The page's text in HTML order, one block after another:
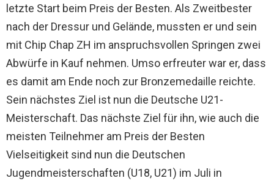
letzte Start beim Preis der Besten. Als Zweitbester
nach der Dressur und Gelände, mussten er und sein
mit Chip Chap ZH im anspruchsvollen Springen zwei
Abwürfe in Kauf nehmen. Umso erfreuter war er, dass
es damit am Ende noch zur Bronzemedaille reichte.
Sein nächstes Ziel ist nun die Deutsche U21-
Meisterschaft. Das nächste Ziel für ihn, wie auch die
meisten Teilnehmer am Preis der Besten
Vielseitigkeit sind nun die Deutschen
Jugendmeisterschaften (U18, U21) im Juli in